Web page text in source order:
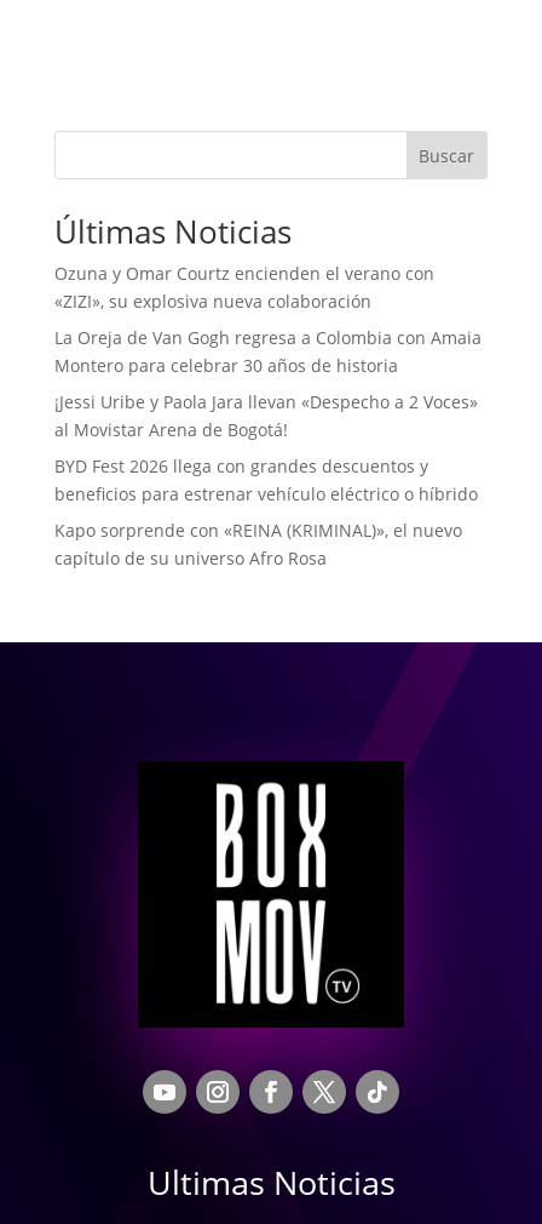
Buscar
Últimas Noticias
Ozuna y Omar Courtz encienden el verano con
«ZIZI», su explosiva nueva colaboración
La Oreja de Van Gogh regresa a Colombia con Amaia
Montero para celebrar 30 años de historia
¡Jessi Uribe y Paola Jara llevan «Despecho a 2 Voces»
al Movistar Arena de Bogotá!
BYD Fest 2026 llega con grandes descuentos y
beneficios para estrenar vehículo eléctrico o híbrido
Kapo sorprende con «REINA (KRIMINAL)», el nuevo
capítulo de su universo Afro Rosa
Ultimas Noticias